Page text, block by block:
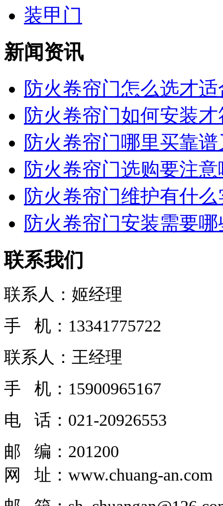
装甲门
新闻资讯
防火卷帘门怎么选才
防火卷帘门如何安装
防火卷帘门哪里买靠
防火卷帘门选购要注
防火卷帘门维护有什
防火卷帘门安装需要
联系我们
联系人：姬经理
手 机：13341775722
联系人：王经理
手 机：15900965167
电 话： 021-20926553
邮 编：201200
网 址： www.chuang-an.com